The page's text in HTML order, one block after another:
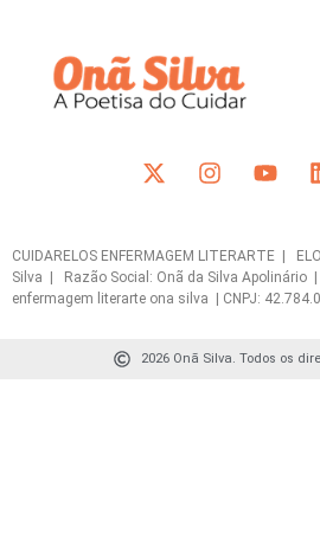
CUIDARELOS ENFERMAGEM LITERARTE |
Silva | Razão Social: Onã da Silva Apolinário
enfermagem literarte ona silva | CNPJ:
2026 Onã Silva. Todos os